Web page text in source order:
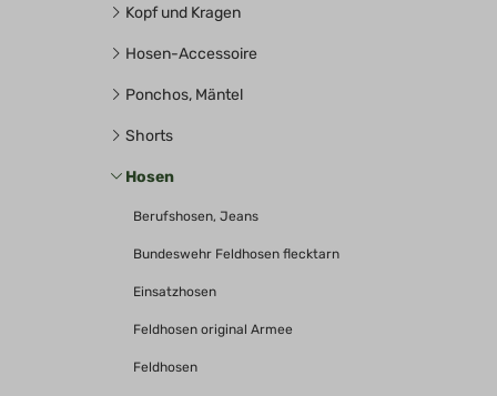
Kopf und Kragen
Hosen-Accessoire
Ponchos, Mäntel
Shorts
Hosen
Berufshosen, Jeans
Bundeswehr Feldhosen flecktarn
Einsatzhosen
Feldhosen original Armee
Feldhosen